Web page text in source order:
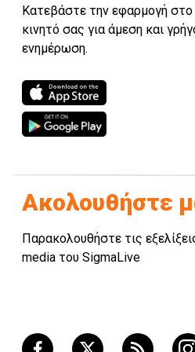
Κατεβάστε την εφαρμογή στο
κινητό σας για άμεση και
ενημέρωση.
Ακολουθήστε
Παρακολουθήστε τις
media του SigmaLive